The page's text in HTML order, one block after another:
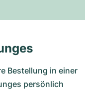
Bestellung in einer
persönlich